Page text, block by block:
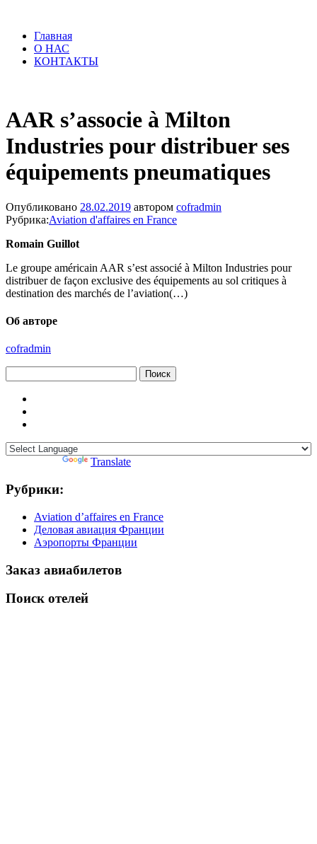
Главная
О НАС
КОНТАКТЫ
AAR s’associe à Milton
Industries pour distribuer ses
équipements pneumatiques
Опубликовано 28.02.2019 автором cofradmin
Рубрика:Aviation d'affaires en France
Romain Guillot
Le groupe américain AAR s’est associé à Milton Industries pour
distribuer de façon exclusive des équipements au sol critiques à
destination des marchés de l’aviation(…)
Об авторе
cofradmin
Translate
Рубрики:
Aviation d’affaires en France
Деловая авиация Франции
Аэропорты Франции
Заказ авиабилетов
Поиск отелей